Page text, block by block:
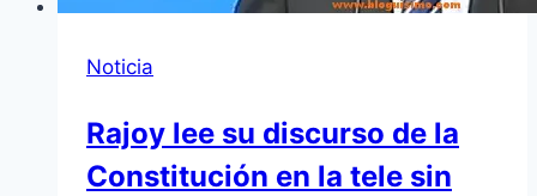
Noticia
Rajoy lee su discurso de la
Constitución en la tele sin